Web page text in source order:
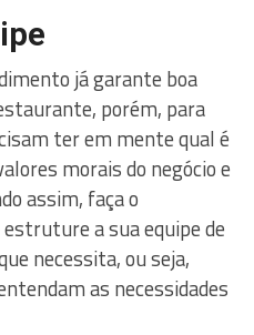
já garante boa
porém, para
ter em mente qual é
morais do negócio e
assim, faça o
estruture a sua equipe de
necessita, ou seja,
as necessidades